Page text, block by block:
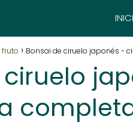
fruto Bonsai de ciruelo japonés -
ciruelo